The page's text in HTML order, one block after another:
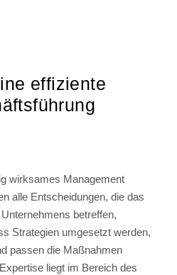
effiziente
wirksames Management
alle Entscheidungen, die das
betreffen,
Strategien umgesetzt werden,
passen die Maßnahmen
liegt im Bereich des